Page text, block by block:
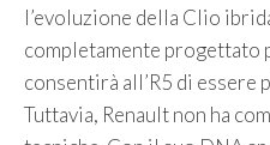
l’evoluzione della Clio
completamente
consentirà all’R5 di essere
Tuttavia, Renault non ha